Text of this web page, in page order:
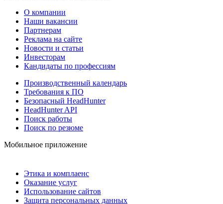
О компании
Наши вакансии
Партнерам
Реклама на сайте
Новости и статьи
Инвесторам
Кандидаты по профессиям
Производственный календарь
Требования к ПО
Безопасный HeadHunter
HeadHunter API
Поиск работы
Поиск по резюме
Мобильное приложение
Этика и комплаенс
Оказание услуг
Использование сайтов
Защита персональных данных